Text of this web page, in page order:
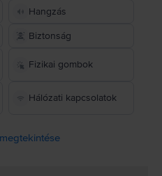
Hangzás
Biztonság
Fizikai gombok
Hálózati kapcsolatok